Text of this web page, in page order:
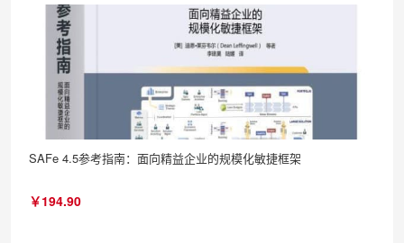
SAFe 4.5参考指南：面向精益企业的规模化敏捷框架
￥194.90